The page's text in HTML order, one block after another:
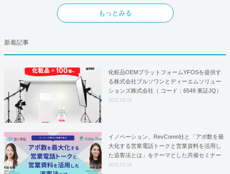
もっとみる
新着記事
化粧品OEMプラットフォームYFOSを提供す
る株式会社プルソワンとディーエムソリュー
ションズ株式会社（ コード：6549 東証JQ）
はYFOSにおけるロジスティクスパートナー
2022.03.16
イノベーション、RevComn社と「アポ数を最
大化する営業電話トークと営業資料を活用し
た追客法とは」をテーマとした共催セミナー
を開催！
2022.03.16